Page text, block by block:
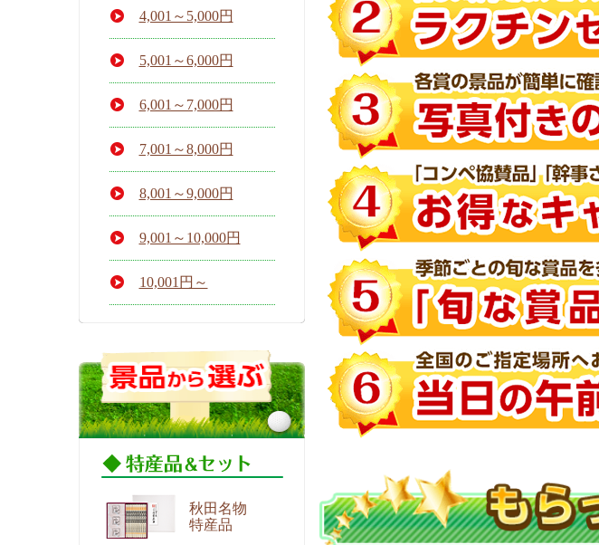
4,001～5,000円
5,001～6,000円
6,001～7,000円
7,001～8,000円
8,001～9,000円
9,001～10,000円
10,001円～
秋田名物
特産品